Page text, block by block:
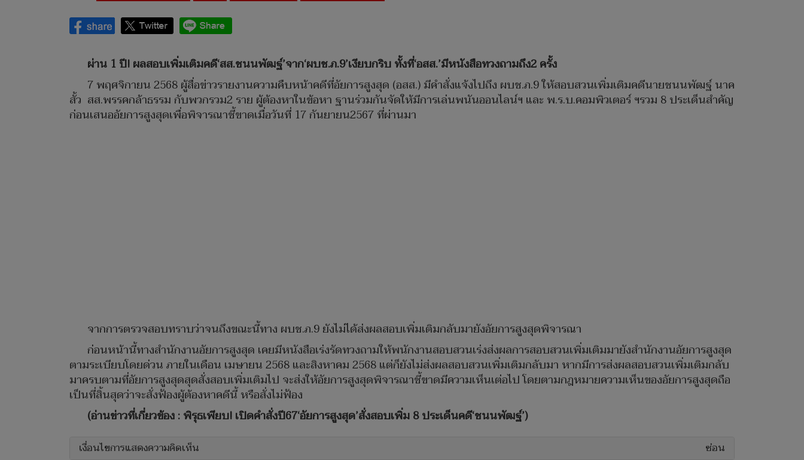
ผ่าน 1 ปี! ผลสอบเพิ่มเติมคดี‘สส.ชนนพัฒฐ์’จาก‘ผบช.ภ.9’เงียบกริบ ทั้งที่‘อสส.’มีหนังสือทวงถามถึง2 ครั้ง
7 พฤศจิกายน 2568 ผู้สื่อข่าวรายงานความคืบหน้าคดีที่อัยการสูงสุด (อสส.) มีคำสั่งแจ้งไปถึง ผบช.ภ.9 ให้สอบสวนเพิ่มเติมคดีนายชนนพัฒฐ์ นาค
สั้ว สส.พรรคกล้าธรรม กับพวกรวม2 ราย ผู้ต้องหาในข้อหา ฐานร่วมกันจัดให้มีการเล่นพนันออนไลน์ฯ และ พ.ร.บ.คอมพิวเตอร์ ฯรวม 8 ประเด็นสำคัญ
ก่อนเสนออัยการสูงสุดเพื่อพิจารณาชี้ขาดเมื่อวันที่ 17 กันยายน2567 ที่ผ่านมา
จากการตรวจสอบทราบว่าจนถึงขณะนี้ทาง ผบช.ภ.9 ยังไม่ได้ส่งผลสอบเพิ่มเติมกลับมายังอัยการสูงสุดพิจารณา
ก่อนหน้านี้ทางสำนักงานอัยการสูงสุด เคยมีหนังสือเร่งรัดทวงถามให้พนักงานสอบสวนเร่งส่งผลการสอบสวนเพิ่มเติมมายังสำนักงานอัยการสูงสุด
ตามระเบียบโดยด่วน ภายในเดือน เมษายน 2568 และสิงหาคม 2568 แต่ก็ยังไม่ส่งผลสอบสวนเพิ่มเติมกลับมา หากมีการส่งผลสอบสวนเพิ่มเติมกลับ
มาครบตามที่อัยการสูงสุดสุดสั่งสอบเพิ่มเติมไป จะส่งให้อัยการสูงสุดพิจารณาชี้ขาดมีความเห็นเต่อไป โดยตามกฎหมายความเห็นของอัยการสูงสุดถือ
เป็นที่สิ้นสุดว่าจะสั่งฟ้องผู้ต้องหาคดีนี้ หรือสั่งไม่ฟ้อง
(อ่านข่าวที่เกี่ยวข้อง : พิรุธเพียบ! เปิดคำสั่งปี67‘อัยการสูงสุด’สั่งสอบเพิ่ม 8 ประเด็นคดี‘ชนนพัฒฐ์’)
เงื่อนไขการแสดงความคิดเห็น ซ่อน